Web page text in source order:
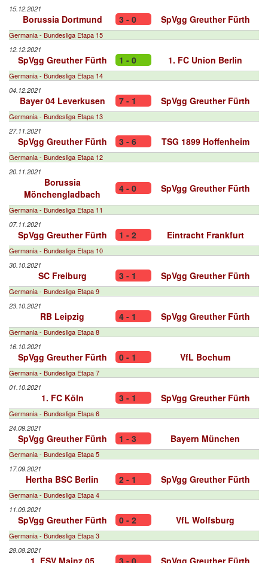
15.12.2021
Borussia Dortmund 3 - 0 SpVgg Greuther Fürth
Germania - Bundesliga Etapa 15
12.12.2021
SpVgg Greuther Fürth 1 - 0 1. FC Union Berlin
Germania - Bundesliga Etapa 14
04.12.2021
Bayer 04 Leverkusen 7 - 1 SpVgg Greuther Fürth
Germania - Bundesliga Etapa 13
27.11.2021
SpVgg Greuther Fürth 3 - 6 TSG 1899 Hoffenheim
Germania - Bundesliga Etapa 12
20.11.2021
Borussia
Mönchengladbach
4 - 0 SpVgg Greuther Fürth
Germania - Bundesliga Etapa 11
07.11.2021
SpVgg Greuther Fürth 1 - 2 Eintracht Frankfurt
Germania - Bundesliga Etapa 10
30.10.2021
SC Freiburg 3 - 1 SpVgg Greuther Fürth
Germania - Bundesliga Etapa 9
23.10.2021
RB Leipzig 4 - 1 SpVgg Greuther Fürth
Germania - Bundesliga Etapa 8
16.10.2021
SpVgg Greuther Fürth 0 - 1 VfL Bochum
Germania - Bundesliga Etapa 7
01.10.2021
1. FC Köln 3 - 1 SpVgg Greuther Fürth
Germania - Bundesliga Etapa 6
24.09.2021
SpVgg Greuther Fürth 1 - 3 Bayern München
Germania - Bundesliga Etapa 5
17.09.2021
Hertha BSC Berlin 2 - 1 SpVgg Greuther Fürth
Germania - Bundesliga Etapa 4
11.09.2021
SpVgg Greuther Fürth 0 - 2 VfL Wolfsburg
Germania - Bundesliga Etapa 3
28.08.2021
1. FSV Mainz 05 3 - 0 SpVgg Greuther Fürth